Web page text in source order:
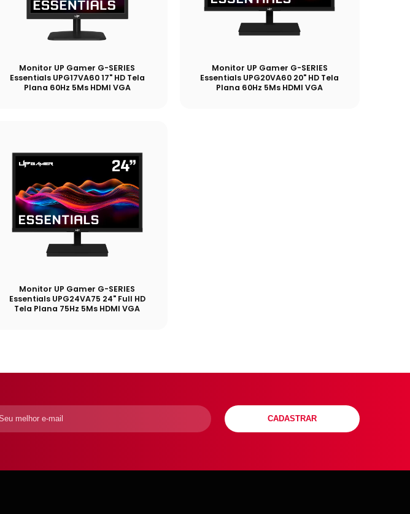
Monitor UP Gamer G-SERIES
Essentials UPG17VA60 17" HD Tela
Plana 60Hz 5Ms HDMI VGA
Monitor UP Gamer G-SERIES
Essentials UPG20VA60 20" HD Tela
Plana 60Hz 5Ms HDMI VGA
Monitor UP Gamer G-SERIES
Essentials UPG24VA75 24" Full HD
Tela Plana 75Hz 5Ms HDMI VGA
CADASTRAR